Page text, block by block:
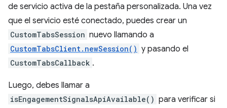
de servicio activa de la pestaña personalizada. Una vez
que el servicio esté conectado, puedes crear un
CustomTabsSession nuevo llamando a
CustomTabsClient.newSession() y pasando el
CustomTabsCallback .
Luego, debes llamar a
isEngagementSignalsApiAvailable() para verificar si